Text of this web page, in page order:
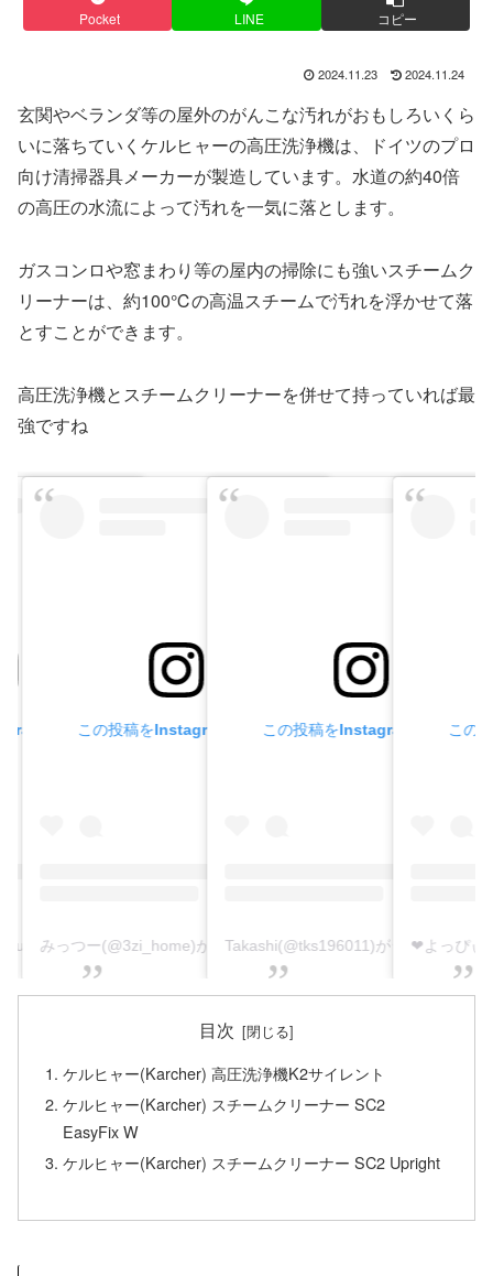
Pocket LINE コピー
2024.11.23 2024.11.24
玄関やベランダ等の屋外のがんこな汚れがおもしろいくら
いに落ちていくケルヒャーの高圧洗浄機は、ドイツのプロ
向け清掃器具メーカーが製造しています。水道の約40倍
の高圧の水流によって汚れを一気に落とします。
ガスコンロや窓まわり等の屋内の掃除にも強いスチームク
リーナーは、約100℃の高温スチームで汚れを浮かせて落
とすことができます。
高圧洗浄機とスチームクリーナーを併せて持っていれば最
強ですね
で見る
淺田襖工房(@asadafusuma)がシェアした投稿
この投稿をInstagramで見る
みっつー(@3zi_home)がシェアした投稿
この投稿をInstagramで見る
Takashi(@tks196011)がシェアした投稿
この
目次
ケルヒャー(Karcher) 高圧洗浄機K2サイレント
ケルヒャー(Karcher) スチームクリーナー SC2
EasyFix W
ケルヒャー(Karcher) スチームクリーナー SC2 Upright